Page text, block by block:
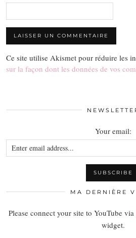
Ce site utilise Akismet pour réduire les
sur la façon dont les données de vos
Your email:
MA DERNIÈRE
Please connect your site to YouTube via
widget.